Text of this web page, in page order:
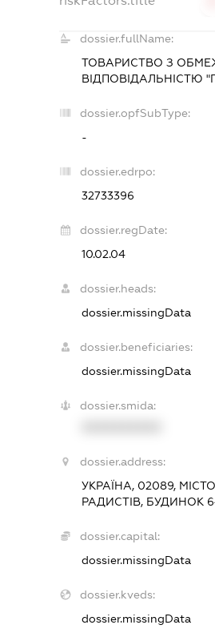
dossier.fullName:
ТОВАРИСТВО З
ВІДПОВІДАЛЬНІСТЮ
dossier.opfSubType:
-
dossier.edrpo:
32733396
dossier.regDate:
10.02.04
dossier.heads:
dossier.missingData
dossier.beneficiaries:
dossier.missingData
dossier.smida:
dossier.address:
УКРАЇНА, 02089,
РАДИСТІВ, БУДИНОК
dossier.capital:
dossier.missingData
dossier.kveds:
dossier.missingData